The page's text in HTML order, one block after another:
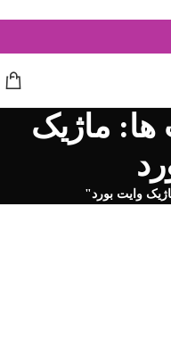
ها: ماژیک
وایت بورد"